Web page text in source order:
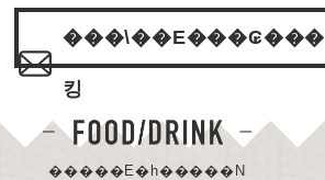
���\��E���₢���
킹
�����E�h�����N